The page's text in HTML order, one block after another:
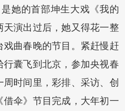
她的首部坤生大戏《我的
演出过后，她又得花一整
曲春晚的节目。紧赶慢赶
囊飞到北京，参加央视春
时间里，彩排、采访、创
伞》节目完成，大年初一